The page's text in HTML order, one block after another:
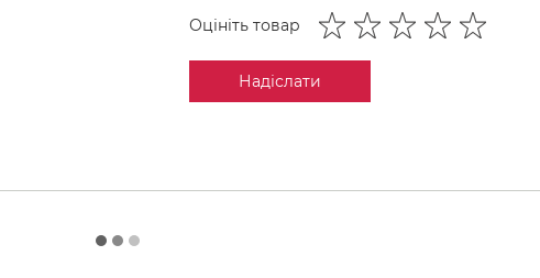
Оцініть товар
Надіслати